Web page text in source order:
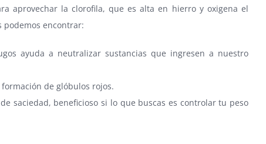
aprovechar la clorofila, que es alta en hierro y oxigena el
podemos encontrar:
ayuda a neutralizar sustancias que ingresen a nuestro
de glóbulos rojos.
saciedad, beneficioso si lo que buscas es controlar tu peso